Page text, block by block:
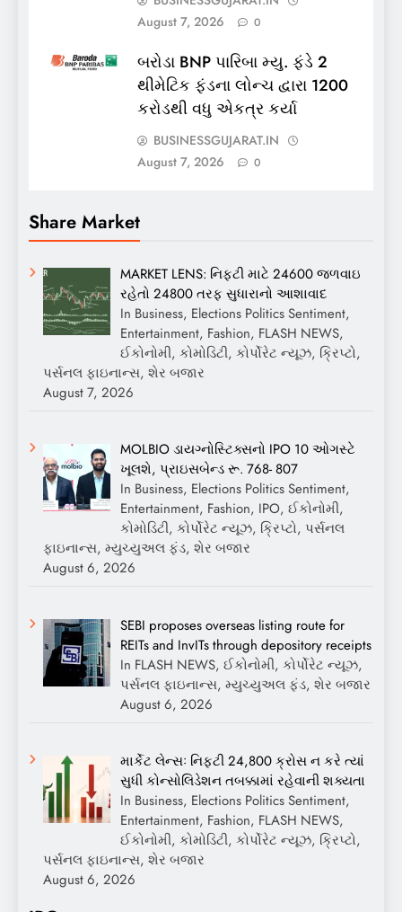
August 7, 2026
0
બરોડા BNP પારિબા મ્યુ. ફંડે 2
થીમેટિક ફંડના લોન્ચ દ્વારા 1200
કરોડથી વધુ એકત્ર કર્યા
BUSINESSGUJARAT.IN
August 7, 2026
0
Share Market
MARKET LENS: નિફ્ટી માટે 24600 જળવાઇ
રહેતો 24800 તરફ સુધારાનો આશાવાદ
In Business, Elections Politics Sentiment,
Entertainment, Fashion, FLASH NEWS,
ઈકોનોમી, કોમોડિટી, કોર્પોરેટ ન્યૂઝ, ક્રિપ્ટો,
પર્સનલ ફાઇનાન્સ, શેર બજાર
August 7, 2026
MOLBIO ડાયગ્નોસ્ટિક્સનો IPO 10 ઓગસ્ટે
ખૂલશે, પ્રાઇસબેન્ડ રૂ. 768- 807
In Business, Elections Politics Sentiment,
Entertainment, Fashion, IPO, ઈકોનોમી,
કોમોડિટી, કોર્પોરેટ ન્યૂઝ, ક્રિપ્ટો, પર્સનલ
ફાઇનાન્સ, મ્યુચ્યુઅલ ફંડ, શેર બજાર
August 6, 2026
SEBI proposes overseas listing route for
REITs and InvITs through depository receipts
In FLASH NEWS, ઈકોનોમી, કોર્પોરેટ ન્યૂઝ,
પર્સનલ ફાઇનાન્સ, મ્યુચ્યુઅલ ફંડ, શેર બજાર
August 6, 2026
માર્કેટ લેન્સઃ નિફ્ટી 24,800 ક્રોસ ન કરે ત્યાં
સુધી કોન્સોલિડેશન તબક્કામાં રહેવાની શક્યતા
In Business, Elections Politics Sentiment,
Entertainment, Fashion, FLASH NEWS,
ઈકોનોમી, કોમોડિટી, કોર્પોરેટ ન્યૂઝ, ક્રિપ્ટો,
પર્સનલ ફાઇનાન્સ, શેર બજાર
August 6, 2026